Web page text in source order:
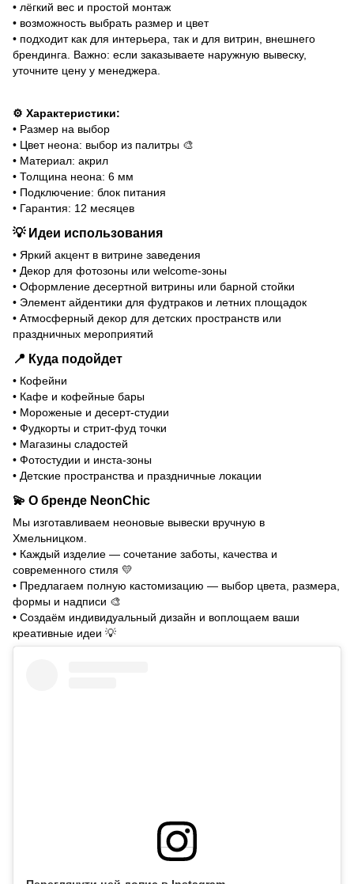
• лёгкий вес и простой монтаж
• возможность выбрать размер и цвет
• подходит как для интерьера, так и для витрин, внешнего
брендинга. Важно: если заказываете наружную вывеску,
уточните цену у менеджера.
⚙️ Характеристики:
• Размер на выбор
• Цвет неона: выбор из палитры 🎨
• Материал: акрил
• Толщина неона: 6 мм
• Подключение: блок питания
• Гарантия: 12 месяцев
💡Идеи использования
• Яркий акцент в витрине заведения
• Декор для фотозоны или welcome-зоны
• Оформление десертной витрины или барной стойки
• Элемент айдентики для фудтраков и летних площадок
• Атмосферный декор для детских пространств или
праздничных мероприятий
📍 Куда подойдет
• Кофейни
• Кафе и кофейные бары
• Мороженые и десерт-студии
• Фудкорты и стрит-фуд точки
• Магазины сладостей
• Фотостудии и инста-зоны
• Детские пространства и праздничные локации
💫 О бренде NeonСhіс
Мы изготавливаем неоновые вывески вручную в
Хмельницком.
• Каждый изделие — сочетание заботы, качества и
современного стиля 💛
• Предлагаем полную кастомизацию — выбор цвета, размера,
формы и надписи 🎨
• Создаём индивидуальный дизайн и воплощаем ваши
креативные идеи 💡